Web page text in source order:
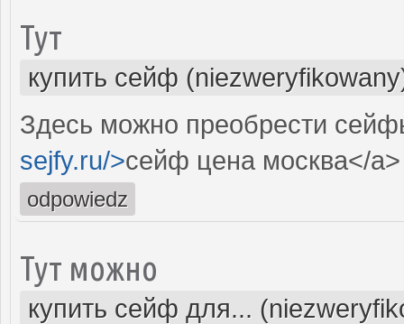
Тут
купить сейф
Здесь можно преобрести
sejfy.ru/>сейф цена москва</a>
odpowiedz
Тут можно
купить сейф для...